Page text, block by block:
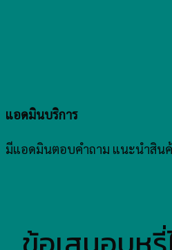
แอดมินบริการ
มีแอดมินตอบคำถาม แนะนำสิน